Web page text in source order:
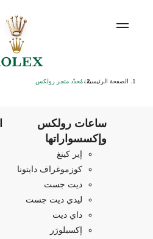
الصفحة الرئيسية/ مُحدّد متجر رولكس
ساعات رولكس
وإكسسواراتها
إير كينغ
كوزموغراف دايتونا
ديت جست
ليدي ديت جست
داي ديت
إكسبلورَر